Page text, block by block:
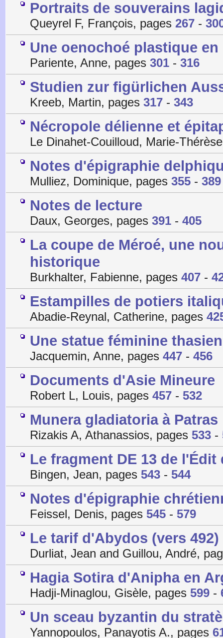
Portraits de souverains
Queyrel F, François, pages 267 -
Une oenochoé plastique
Pariente, Anne, pages 301 - 316
Studien zur figürlichen
Kreeb, Martin, pages 317 - 343
Nécropole délienne et
Le Dinahet-Couilloud, Marie-
Notes d'épigraphie
Mulliez, Dominique, pages 355 - 389
Notes de lecture
Daux, Georges, pages 391 - 405
La coupe de Méroé, une
historique
Burkhalter, Fabienne, pages 407 -
Estampilles de potiers
Abadie-Reynal, Catherine, pages
Une statue féminine
Jacquemin, Anne, pages 447 - 456
Documents d'Asie Mineure
Robert L, Louis, pages 457 - 532
Munera gladiatoria à Patras
Rizakis A, Athanassios, pages 533 -
Le fragment DE 13 de l'Édit
Bingen, Jean, pages 543 - 544
Notes d'épigraphie
Feissel, Denis, pages 545 - 579
Le tarif d'Abydos (vers 492)
Durliat, Jean and Guillou, André,
Hagia Sotira d'Anipha en
Hadji-Minaglou, Gisèle, pages 599 -
Un sceau byzantin du
Yannopoulos, Panayotis A., pages